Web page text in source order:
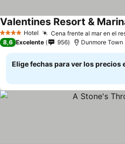
4 EstrellasHotel Cena frente al mar en el
Valentines Resort &
8,6 Excelente 956 Dunmore Town
Elige fechas para ver los precios